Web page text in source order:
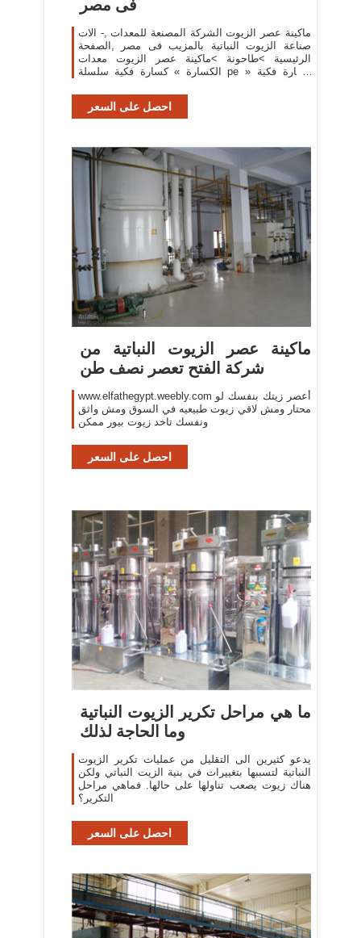
فى مصر
ماكينة عصر الزيوت الشركة المصنعة للمعدات ,- الات
صناعة الزيوت النباتية بالمزيب فى مصر ,الصفحة
الرئيسية >طاحونة >ماكينة عصر الزيوت معدات
الكسارة » كسارة فكية سلسلة pe » كسارة فكية
احصل على السعر
‫ماكينة عصر الزيوت النباتية من
شركة الفتح تعصر نصف طن
www.elfathegypt.weebly.com أعصر زيتك بنفسك لو
محتار ومش لاقي زيوت طبيعيه في السوق ومش واثق
ونفسك تاخد زيوت بيور ممكن
احصل على السعر
ما هي مراحل تكرير الزيوت النباتية
وما الحاجة لذلك
يدعو كثيرين الى التقليل من عمليات تكرير الزيوت
النباتية لتسببها بتغييرات في بنية الزيت النباتي ولكن
هناك زيوت يصعب تناولها على حالها. فماهي مراحل
التكرير؟
احصل على السعر